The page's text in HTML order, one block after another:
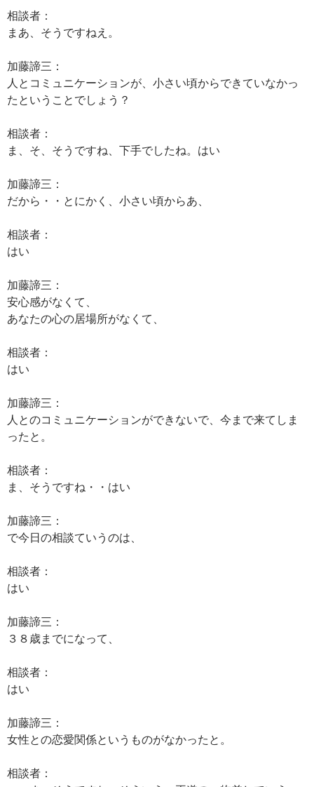
相談者：
まあ、そうですねえ。
加藤諦三：
人とコミュニケーションが、小さい頃からできていなかっ
たということでしょう？
相談者：
ま、そ、そうですね、下手でしたね。はい
加藤諦三：
だから・・とにかく、小さい頃からあ、
相談者：
はい
加藤諦三：
安心感がなくて、
あなたの心の居場所がなくて、
相談者：
はい
加藤諦三：
人とのコミュニケーションができないで、今まで来てしま
ったと。
相談者：
ま、そうですね・・はい
加藤諦三：
で今日の相談ていうのは、
相談者：
はい
加藤諦三：
３８歳までになって、
相談者：
はい
加藤諦三：
女性との恋愛関係というものがなかったと。
相談者：